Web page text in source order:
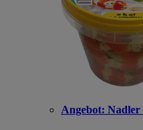
Angebot: Nadler